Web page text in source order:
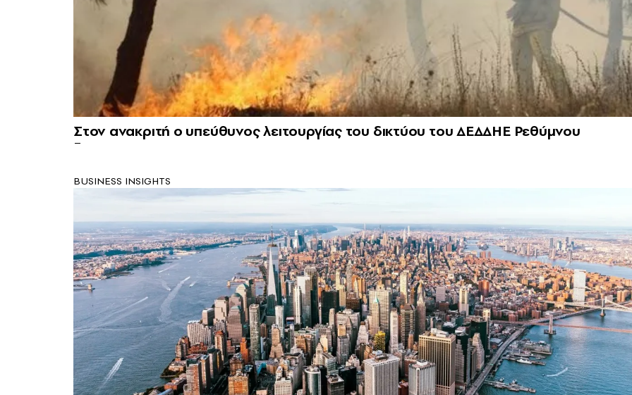
Στον ανακριτή ο υπεύθυνος λειτουργίας του δικτύου του ΔΕΔΔΗΕ Ρεθύμνου
BUSINESS INSIGHTS